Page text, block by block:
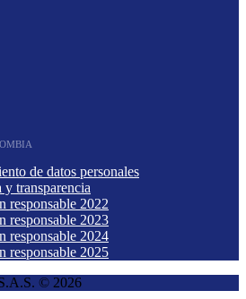
de datos personales
y transparencia
responsable 2022
responsable 2023
responsable 2024
responsable 2025
© 2026